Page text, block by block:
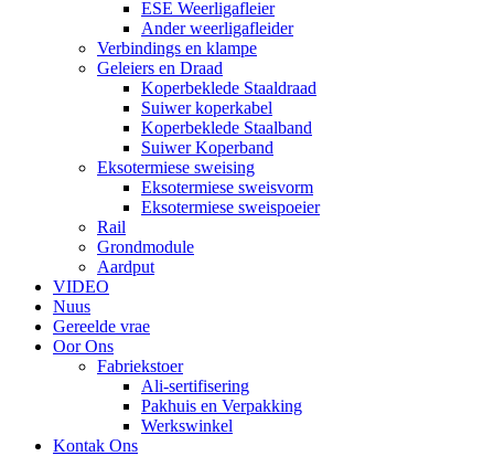
ESE Weerligafleier
Ander weerligafleider
Verbindings en klampe
Geleiers en Draad
Koperbeklede Staaldraad
Suiwer koperkabel
Koperbeklede Staalband
Suiwer Koperband
Eksotermiese sweising
Eksotermiese sweisvorm
Eksotermiese sweispoeier
Rail
Grondmodule
Aardput
VIDEO
Nuus
Gereelde vrae
Oor Ons
Fabriekstoer
Ali-sertifisering
Pakhuis en Verpakking
Werkswinkel
Kontak Ons